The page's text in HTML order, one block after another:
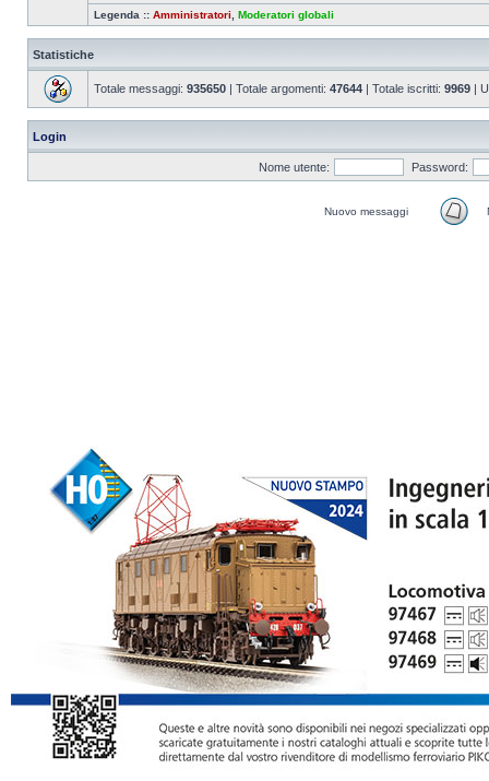
Legenda :: Amministratori Moderatori globali
Statistiche
Totale messaggi: 935650 | Totale argomenti: 47644 | Totale iscritti: 9969 |
Login
Nome utente: Password:
Nuovo messaggi